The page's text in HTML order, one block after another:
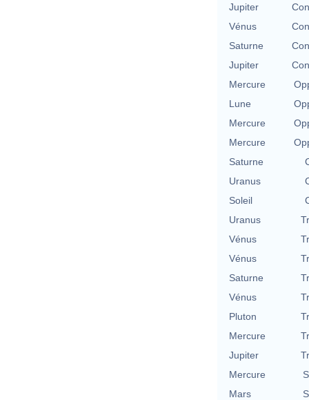
Jupiter
Vénus
Saturne
Jupiter
Mercure
Lune
Mercure
Mercure
Saturne
Uranus
Soleil
Uranus
Vénus
Vénus
Saturne
Vénus
Pluton
Mercure
Jupiter
Mercure
Mars